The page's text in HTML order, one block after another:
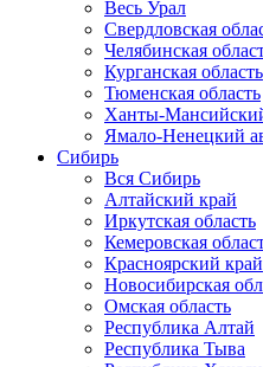
Весь Урал
Свердловская
Челябинская
Курганская область
Тюменская область
Ханты-
Ямало-Ненецкий
Сибирь
Вся Сибирь
Алтайский край
Иркутская область
Кемеровская
Красноярский край
Новосибирская
Омская область
Республика Алтай
Республика Тыва